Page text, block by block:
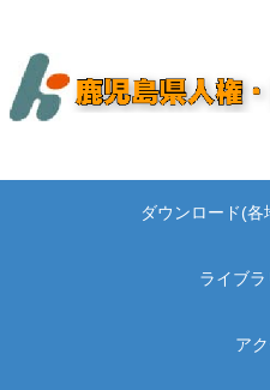
ダウンロード(各
ライブ
ア